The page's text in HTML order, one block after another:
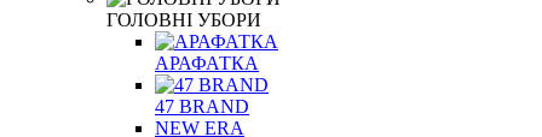
ГОЛОВНІ УБОРИ
АРАФАТКА
47 BRAND
NEW ERA